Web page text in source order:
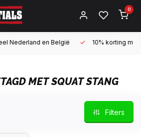
0
en België 10% korting met een
MET SQUAT STANG
Filters